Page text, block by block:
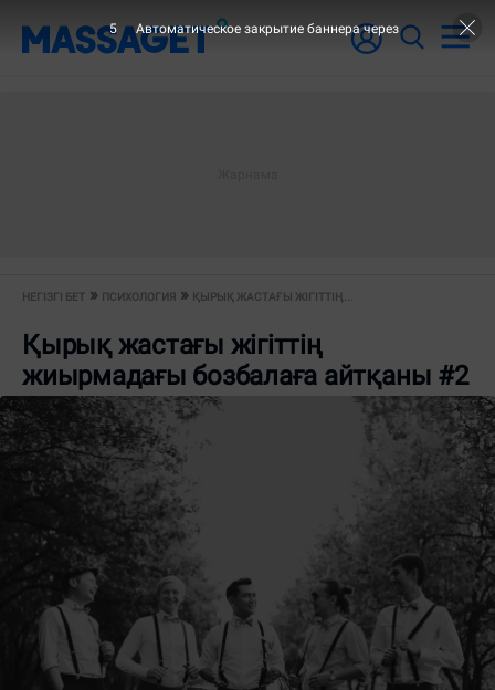
НЕГІЗГІ БЕТ ПСИХОЛОГИЯ ҚЫРЫҚ ЖАСТАҒЫ ЖІГІТТІҢ...
Қырық жастағы жігіттің
жиырмадағы бозбалаға айтқаны #2
5 Автоматическое закрытие баннера через